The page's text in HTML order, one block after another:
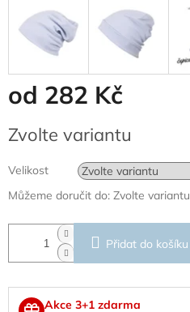
od 282 Kč
cena:
Zvolte variantu
Velikost
Můžeme doručit do: Zvolte variantu
Přidat do košíku
Akce 3+1 zdarma